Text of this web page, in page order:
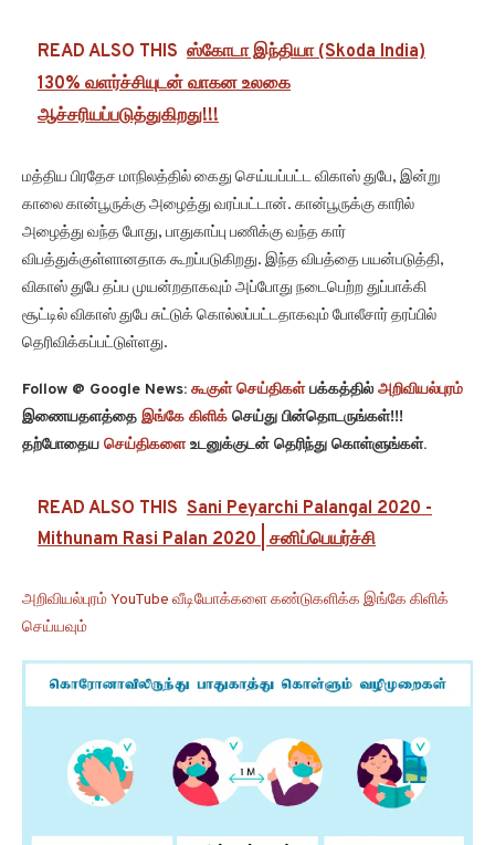
READ ALSO THIS ஸ்கோடா இந்தியா (Skoda India)
130% வளர்ச்சியுடன் வாகன உலகை
ஆச்சரியப்படுத்துகிறது!!!
மத்திய பிரதேச மாநிலத்தில் கைது செய்யப்பட்ட விகாஸ் துபே, இன்று
காலை கான்பூருக்கு அழைத்து வரப்பட்டான். கான்பூருக்கு காரில்
அழைத்து வந்த போது, பாதுகாப்பு பணிக்கு வந்த கார்
விபத்துக்குள்ளானதாக கூறப்படுகிறது. இந்த விபத்தை பயன்படுத்தி,
விகாஸ் துபே தப்ப முயன்றதாகவும் அப்போது நடைபெற்ற துப்பாக்கி
சூட்டில் விகாஸ் துபே சுட்டுக் கொல்லப்பட்டதாகவும் போலீசார் தரப்பில்
தெரிவிக்கப்பட்டுள்ளது.
Follow @ Google News: கூகுள் செய்திகள்பக்கத்தில் அறிவியல்புரம்
இணையதளத்தை இங்கே கிளிக் செய்து பின்தொடருங்கள்!!!
தற்போதைய செய்திகளைஉடனுக்குடன் தெரிந்து கொள்ளுங்கள்.
READ ALSO THIS Sani Peyarchi Palangal 2020 -
Mithunam Rasi Palan 2020 | சனிப்பெயர்ச்சி
அறிவியல்புரம் YouTube வீடியோக்களை கண்டுகளிக்க இங்கே கிளிக்
செய்யவும்